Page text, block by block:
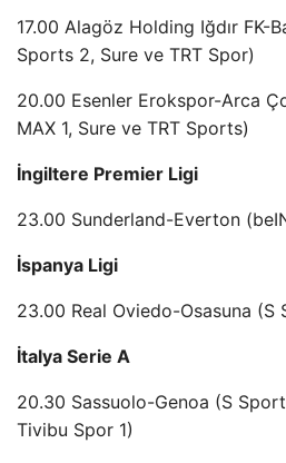
17.00 Alagöz Holding Iğdır FK-
Sports 2, Sure ve TRT Spor)
20.00 Esenler Erokspor-Arca
MAX 1, Sure ve TRT Sports)
İngiltere Premier Ligi
23.00 Sunderland-Everton
İspanya Ligi
23.00 Real Oviedo-Osasuna
İtalya Serie A
20.30 Sassuolo-Genoa (S
Tivibu Spor 1)